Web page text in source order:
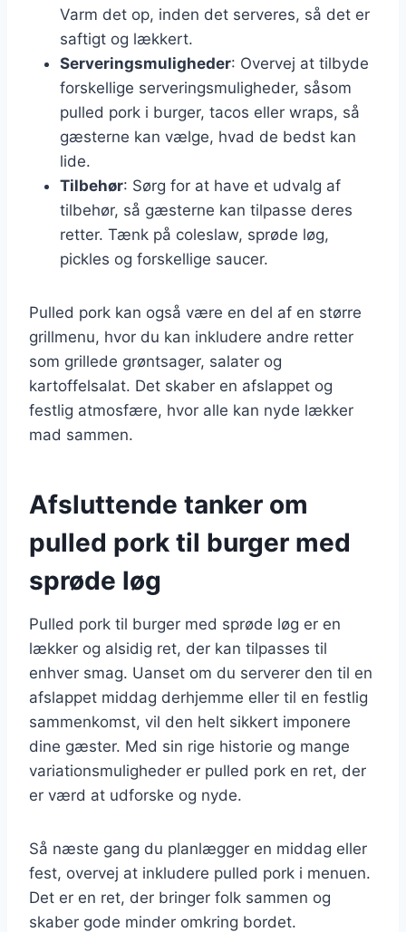
Varm det op, inden det serveres, så det er
saftigt og lækkert.
Serveringsmuligheder: Overvej at tilbyde
forskellige serveringsmuligheder, såsom
pulled pork i burger, tacos eller wraps, så
gæsterne kan vælge, hvad de bedst kan
lide.
Tilbehør: Sørg for at have et udvalg af
tilbehør, så gæsterne kan tilpasse deres
retter. Tænk på coleslaw, sprøde løg,
pickles og forskellige saucer.
Pulled pork kan også være en del af en større
grillmenu, hvor du kan inkludere andre retter
som grillede grøntsager, salater og
kartoffelsalat. Det skaber en afslappet og
festlig atmosfære, hvor alle kan nyde lækker
mad sammen.
Afsluttende tanker om
pulled pork til burger med
sprøde løg
Pulled pork til burger med sprøde løg er en
lækker og alsidig ret, der kan tilpasses til
enhver smag. Uanset om du serverer den til en
afslappet middag derhjemme eller til en festlig
sammenkomst, vil den helt sikkert imponere
dine gæster. Med sin rige historie og mange
variationsmuligheder er pulled pork en ret, der
er værd at udforske og nyde.
Så næste gang du planlægger en middag eller
fest, overvej at inkludere pulled pork i menuen.
Det er en ret, der bringer folk sammen og
skaber gode minder omkring bordet.